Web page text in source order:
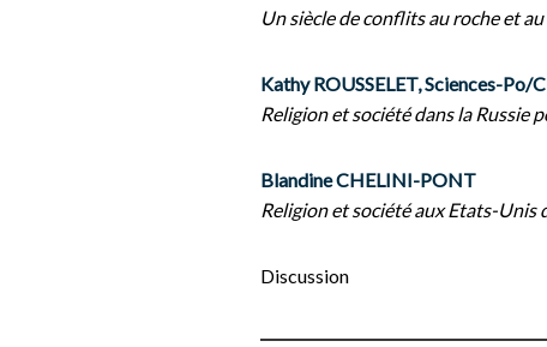
Un siècle de conflits au roche et
Kathy ROUSSELET, Sciences-Po/
Religion et société dans la Russie
Blandine CHELINI-PONT
Religion et société aux Etats-Unis
Discussion